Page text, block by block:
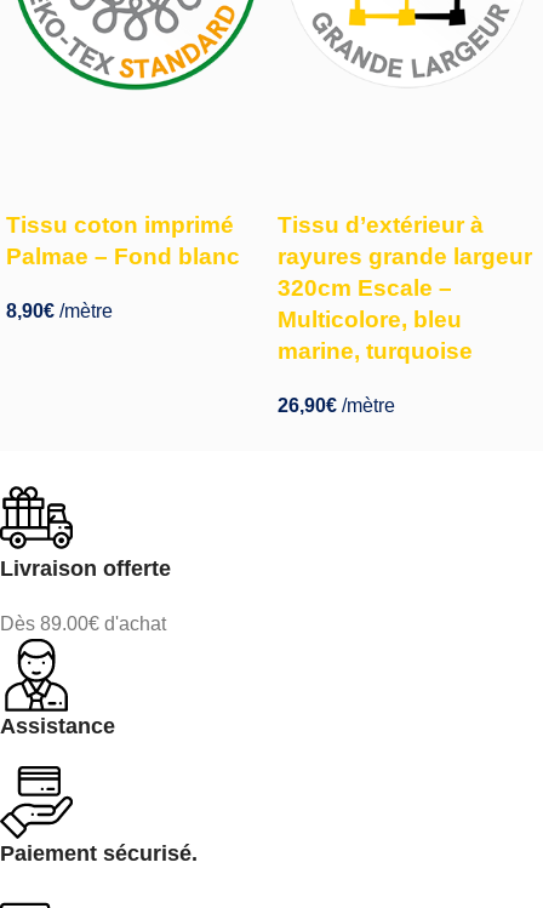
Tissu coton imprimé
Palmae – Fond blanc
8,90€ /mètre
Tissu d’extérieur à
rayures grande largeur
320cm Escale –
Multicolore, bleu
marine, turquoise
26,90€ /mètre
Livraison offerte
Dès 89.00€ d'achat
Assistance
Paiement sécurisé.